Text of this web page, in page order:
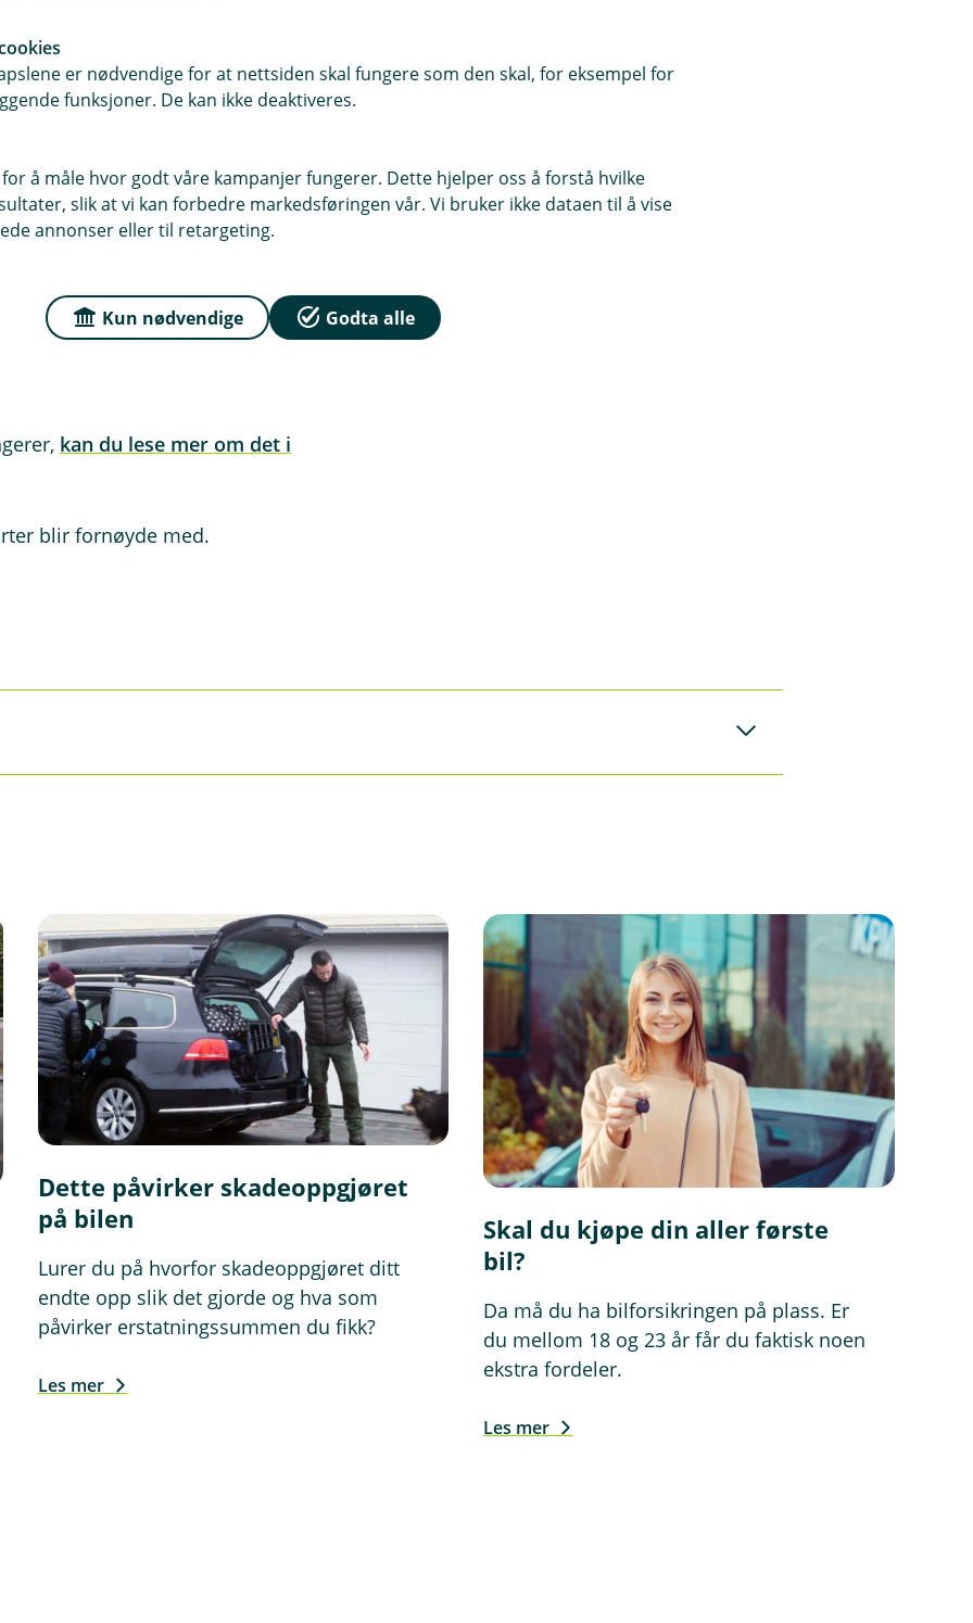
reparasjonen.
Du må selv betale
verkstedet.
en næringsbil. Merverdiavgiften skal
til verkstedet.
vi vurdere å kjøpe bilen av deg.
titt på bilen og finner ut hva en
saksbehandleren deg et
tilbudet, sender du oss en
på organisasjonsnummeret
Så tar Fremtind Forsikring over
kan du lese mer om det i
blir fornøyde med.
Dette påvirker skadeoppgjøret
på bilen
Lurer du på hvorfor skadeoppgjøret ditt
endte opp slik det gjorde og hva som
påvirker erstatningssummen du fikk?
Les mer
Skal du kjøpe din aller første
bil?
Da må du ha bilforsikringen på plass. Er
du mellom 18 og 23 år får du faktisk noen
ekstra fordeler.
Les mer
er nødvendige for at nettsiden skal fungere som den skal, for eksempel for
funksjoner. De kan ikke deaktiveres.
å måle hvor godt våre kampanjer fungerer. Dette hjelper oss å forstå hvilke
slik at vi kan forbedre markedsføringen vår. Vi bruker ikke dataen til å vise
annonser eller til retargeting.
Kun nødvendige Godta alle